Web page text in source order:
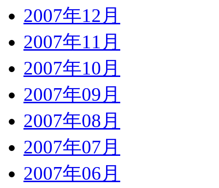
2007年12月
2007年11月
2007年10月
2007年09月
2007年08月
2007年07月
2007年06月